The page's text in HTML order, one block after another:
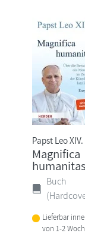
Papst Leo XIV.
Magnifica
humanitas
Buch
Lieferbar
von 1-2